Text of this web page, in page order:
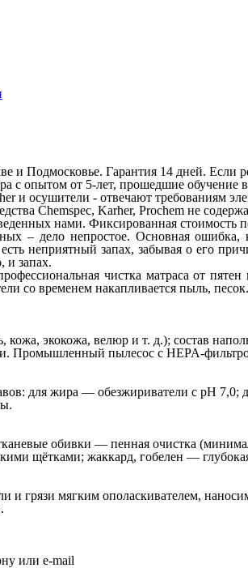
и Подмосковье. Гарантия 14 дней. Если
с опытом от 5-лет, прошедшие
и осушители - отвечают требованиям
Chemspec, Karher, Prochem не
нами. Фиксированная стоимость
– дело непростое. Основная
есть неприятный запах, забывая о его
и запах.
чистка матраса от
со временем накапливается пыль,
кожа, экокожа, велюр и т. д.); состав
Промышленный пылесос с
для жира — обезжириватели с pH
обивки — пенная очистка
щётками; жаккард, гобелен —
и грязи мягким ополаскивателем,
или e-mail